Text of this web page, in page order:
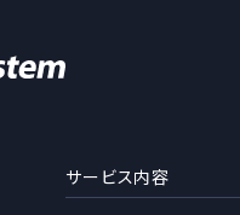
サービス内容